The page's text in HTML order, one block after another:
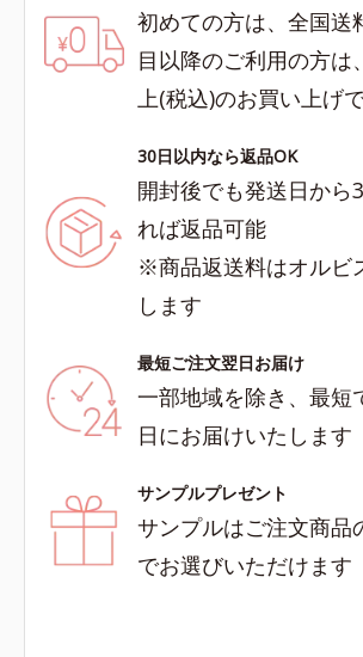
初めての方は、全国送
目以降のご利用の方は
上(税込)のお買い上げ
30日以内なら返品OK
開封後でも発送日から
れば返品可能
※商品返送料はオルビ
します
最短ご注文翌日お届け
一部地域を除き、最短
日にお届けいたします
サンプルプレゼント
サンプルはご注文商品
でお選びいただけます